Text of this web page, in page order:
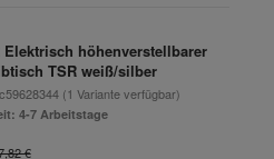
Elektrisch höhenverstellbarer
TSR weiß/silber
c59628344(1 Variante verfügbar)
4-7 Arbeitstage
€